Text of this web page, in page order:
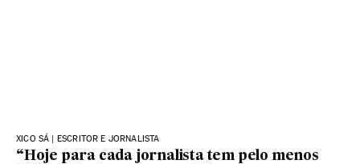
XICO SÁ | ESCRITOR E JORNALISTA
“Hoje para cada jornalista tem pelo menos